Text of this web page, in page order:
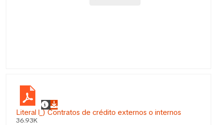
Literal l_) Contratos de crédito externos o internos
36.93K